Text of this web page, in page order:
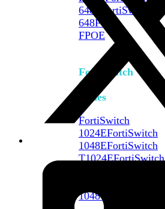
648F
FortiSwitch
648F-
FPOE
FortiSwitch
1000
Series
FortiSwitch
1024EFortiSwitch
1048EFortiSwitch
T1024EFortiSwitch
1048G